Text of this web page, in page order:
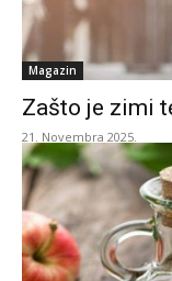
Magazin
Zašto je zimi
21. Novembra 2025.